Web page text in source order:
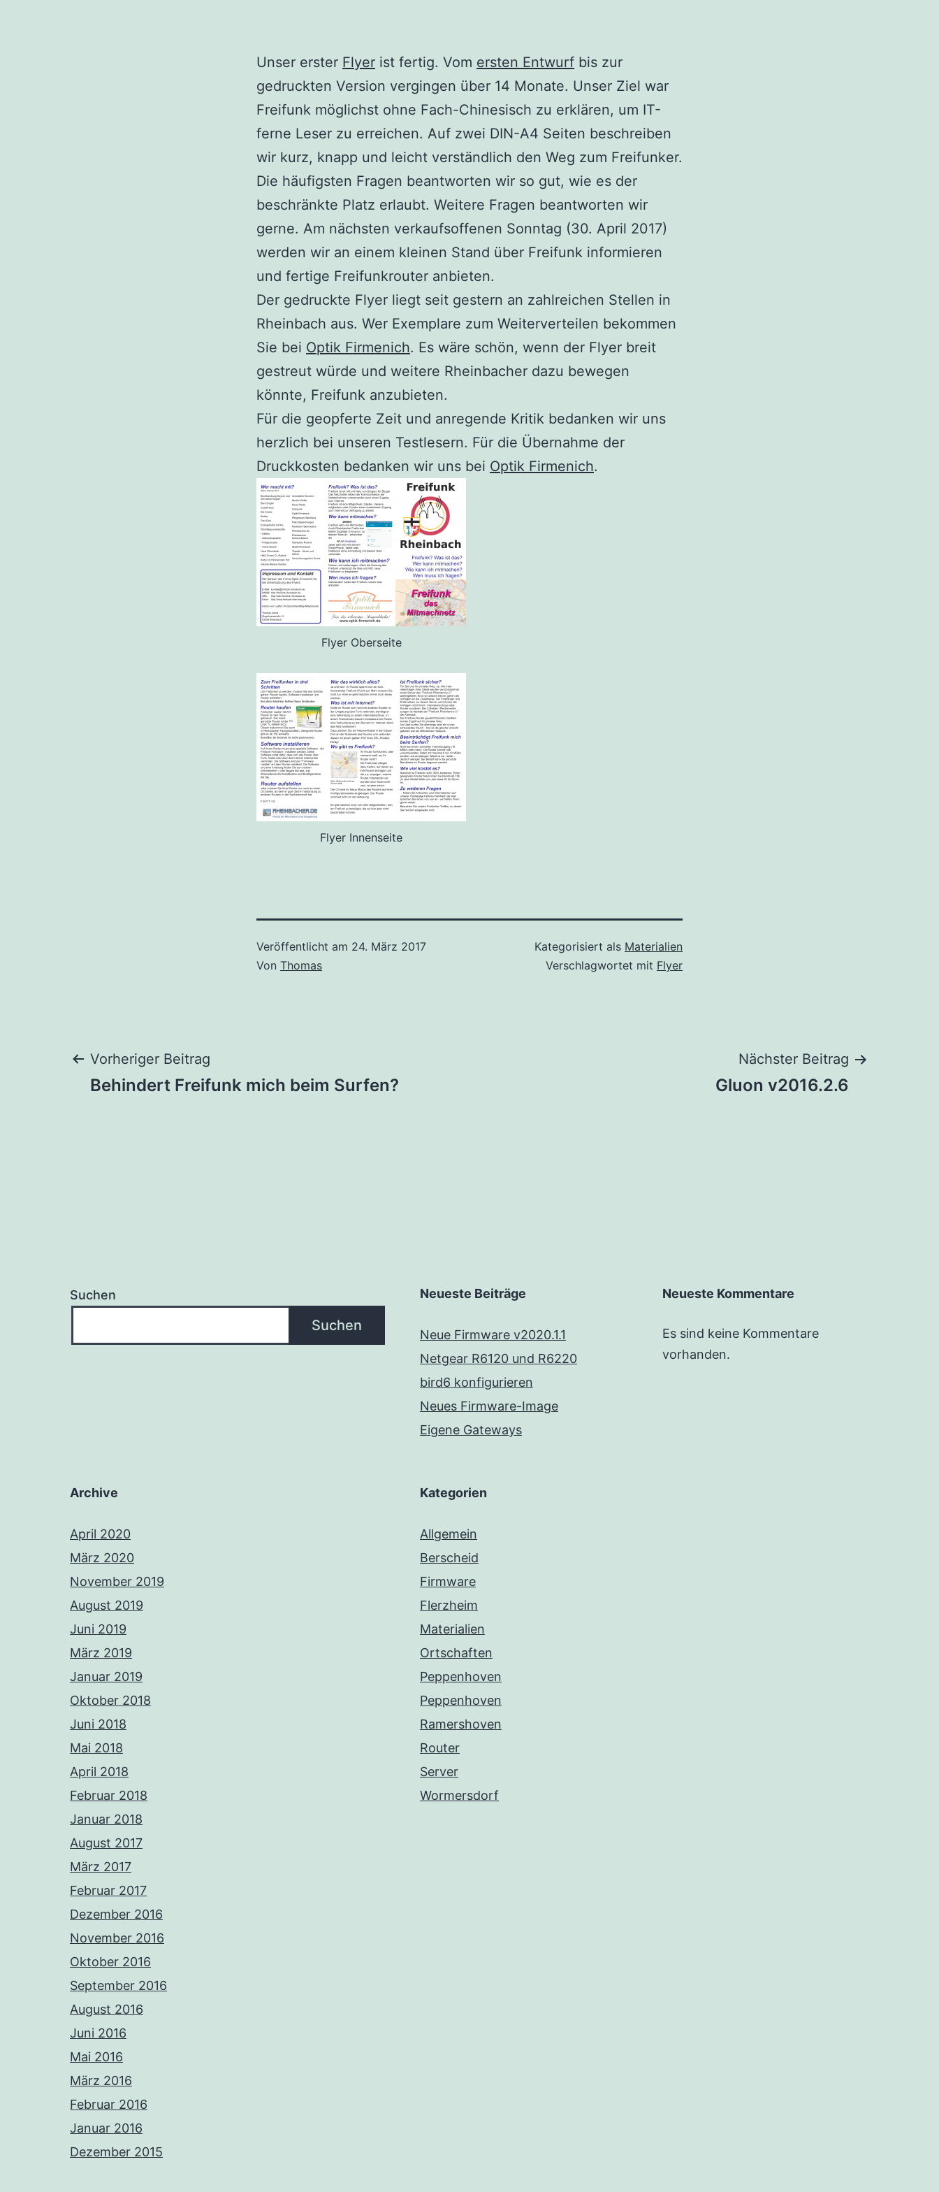
Unser erster Flyer ist fertig. Vom ersten Entwurf bis zur
gedruckten Version vergingen über 14 Monate. Unser Ziel war
Freifunk möglichst ohne Fach-Chinesisch zu erklären, um IT-
ferne Leser zu erreichen. Auf zwei DIN-A4 Seiten beschreiben
wir kurz, knapp und leicht verständlich den Weg zum Freifunker.
Die häufigsten Fragen beantworten wir so gut, wie es der
beschränkte Platz erlaubt. Weitere Fragen beantworten wir
gerne. Am nächsten verkaufsoffenen Sonntag (30. April 2017)
werden wir an einem kleinen Stand über Freifunk informieren
und fertige Freifunkrouter anbieten.
Der gedruckte Flyer liegt seit gestern an zahlreichen Stellen in
Rheinbach aus. Wer Exemplare zum Weiterverteilen bekommen
Sie bei Optik Firmenich. Es wäre schön, wenn der Flyer breit
gestreut würde und weitere Rheinbacher dazu bewegen
könnte, Freifunk anzubieten.
Für die geopferte Zeit und anregende Kritik bedanken wir uns
herzlich bei unseren Testlesern. Für die Übernahme der
Druckkosten bedanken wir uns bei Optik Firmenich.
Flyer Oberseite
Flyer Innenseite
Veröffentlicht am 24. März 2017
Von Thomas
Kategorisiert als Materialien
Verschlagwortet mit Flyer
Beitragsnavigation
Vorheriger Beitrag
Behindert Freifunk mich beim Surfen?
Nächster Beitrag
Gluon v2016.2.6
Suchen
Suchen
Neueste Beiträge
Neue Firmware v2020.1.1
Netgear R6120 und R6220
bird6 konfigurieren
Neues Firmware-Image
Eigene Gateways
Neueste Kommentare
Es sind keine Kommentare
vorhanden.
Archive
April 2020
März 2020
November 2019
August 2019
Juni 2019
März 2019
Januar 2019
Oktober 2018
Juni 2018
Mai 2018
April 2018
Februar 2018
Januar 2018
August 2017
März 2017
Februar 2017
Dezember 2016
November 2016
Oktober 2016
September 2016
August 2016
Juni 2016
Mai 2016
März 2016
Februar 2016
Januar 2016
Dezember 2015
Kategorien
Allgemein
Berscheid
Firmware
Flerzheim
Materialien
Ortschaften
Peppenhoven
Peppenhoven
Ramershoven
Router
Server
Wormersdorf